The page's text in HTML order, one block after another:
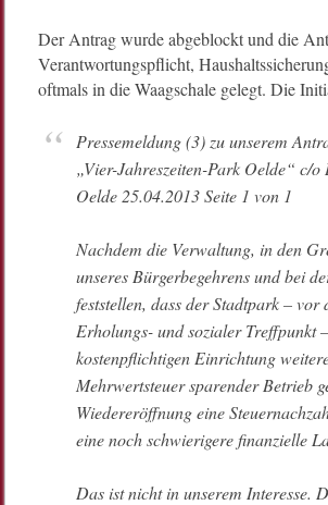
Der Antrag wurde abgeblockt und die
Verantwortungspflicht,
oftmals in die Waagschale gelegt. Die
Pressemeldung (3) zu unserem Antrag auf Durchführung eines Bürgerbegehrens
„Vier-Jahreszeiten-Park Oelde“ c/
Oelde 25.04.2013 Seite 1 von 1
Nachdem die Verwaltung, in den
unseres Bürgerbegehrens und bei
feststellen, dass der Stadtpark –
Erholungs- und sozialer Treffpunkt
kostenpflichtigen Einrichtung
Mehrwertsteuer sparender Betrieb
Wiedereröffnung eine
eine noch schwierigere finanzielle
Das ist nicht in unserem Interesse.